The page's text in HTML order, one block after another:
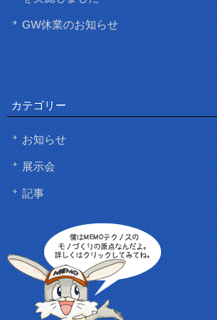
GW休業のお知らせ
カテゴリー
お知らせ
展示会
記事